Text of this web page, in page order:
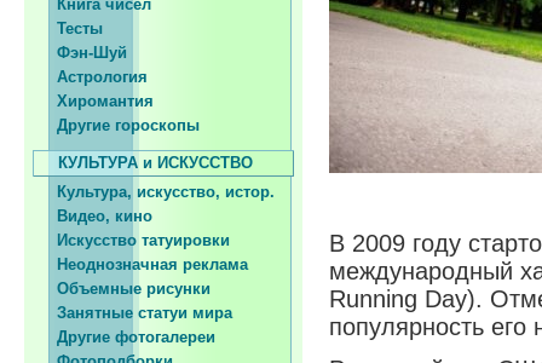
Книга чисел
Тесты
Фэн-Шуй
Астрология
Хиромантия
Другие гороскопы
КУЛЬТУРА и ИСКУССТВО
Культура, искусство, истор.
Видео, кино
Искусство татуировки
Неоднозначная реклама
Объемные рисунки
Занятные статуи мира
Другие фотогалереи
В 2009 году
международный
Running Day).
популярность его